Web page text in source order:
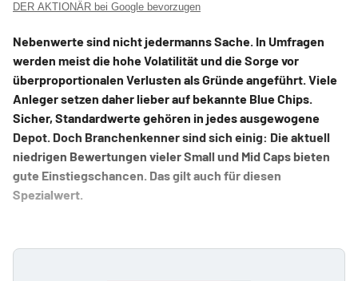
DER AKTIONÄR bei Google bevorzugen
Nebenwerte sind nicht jedermanns Sache. In Umfragen
werden meist die hohe Volatilität und die Sorge vor
überproportionalen Verlusten als Gründe angeführt. Viele
Anleger setzen daher lieber auf bekannte Blue Chips.
Sicher, Standardwerte gehören in jedes ausgewogene
Depot. Doch Branchenkenner sind sich einig: Die aktuell
niedrigen Bewertungen vieler Small und Mid Caps bieten
gute Einstiegschancen. Das gilt auch für diesen
Spezialwert.